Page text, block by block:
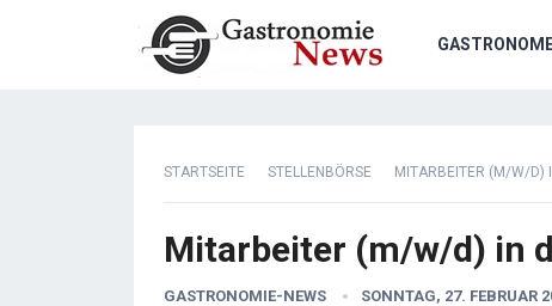
STARTSEITE STELLENBÖRSE MITARBEITER (M/W/D)
Mitarbeiter (m/w/d) in
GASTRONOMIE-NEWS SONNTAG, 27. FEBRUAR